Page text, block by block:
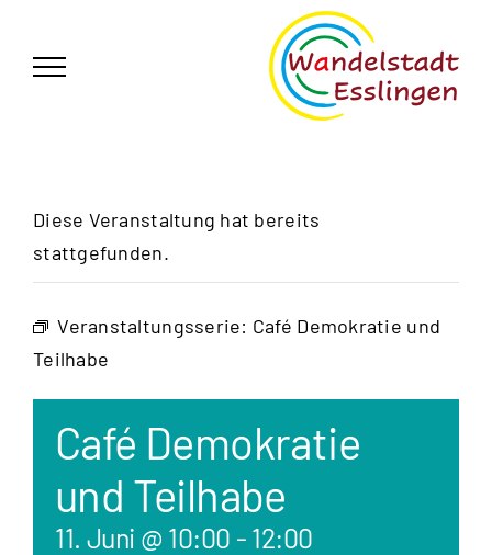
springen
Diese Veranstaltung hat bereits
stattgefunden.
Veranstaltungsserie: Café Demokratie und
Teilhabe
Café Demokratie
und Teilhabe
11. Juni @ 10:00 - 12:00